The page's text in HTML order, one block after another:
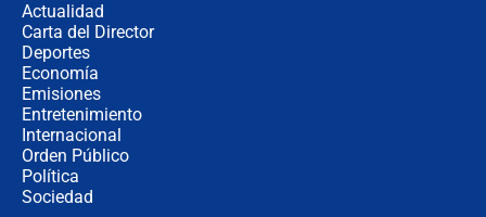
Actualidad
Carta del Director
Deportes
Economía
Emisiones
Entretenimiento
Internacional
Orden Público
Política
Sociedad